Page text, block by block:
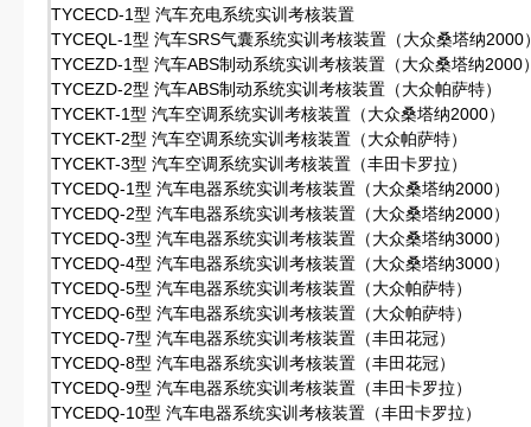
TYCECD-1型 汽车充电系统实训考核装置
TYCEQL-1型 汽车SRS气囊系统实训考核装置（大众桑塔纳2000
TYCEZD-1型 汽车ABS制动系统实训考核装置（大众桑塔纳2000
TYCEZD-2型 汽车ABS制动系统实训考核装置（大众帕萨特）
TYCEKT-1型 汽车空调系统实训考核装置（大众桑塔纳2000）
TYCEKT-2型 汽车空调系统实训考核装置（大众帕萨特）
TYCEKT-3型 汽车空调系统实训考核装置（丰田卡罗拉）
TYCEDQ-1型 汽车电器系统实训考核装置（大众桑塔纳2000）
TYCEDQ-2型 汽车电器系统实训考核装置（大众桑塔纳2000）
TYCEDQ-3型 汽车电器系统实训考核装置（大众桑塔纳3000）
TYCEDQ-4型 汽车电器系统实训考核装置（大众桑塔纳3000）
TYCEDQ-5型 汽车电器系统实训考核装置（大众帕萨特）
TYCEDQ-6型 汽车电器系统实训考核装置（大众帕萨特）
TYCEDQ-7型 汽车电器系统实训考核装置（丰田花冠）
TYCEDQ-8型 汽车电器系统实训考核装置（丰田花冠）
TYCEDQ-9型 汽车电器系统实训考核装置（丰田卡罗拉）
TYCEDQ-10型 汽车电器系统实训考核装置（丰田卡罗拉）